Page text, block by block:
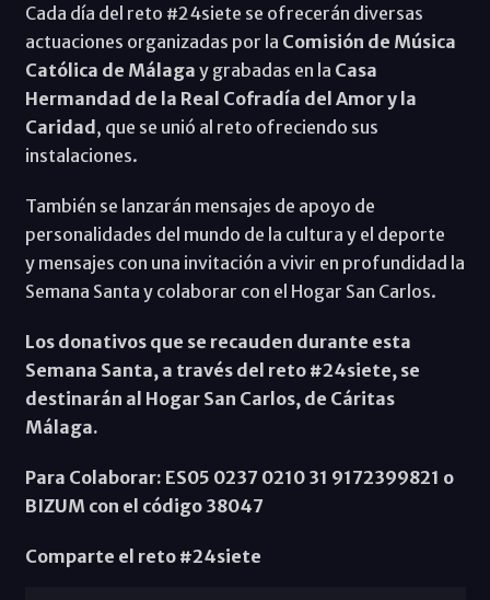
Cada día del reto #24siete se ofrecerán diversas
actuaciones organizadas por la Comisión de Música
Católica de Málaga y grabadas en la Casa
Hermandad de la Real Cofradía del Amor y la
Caridad, que se unió al reto ofreciendo sus
instalaciones.
También se lanzarán mensajes de apoyo de
personalidades del mundo de la cultura y el deporte
y mensajes con una invitación a vivir en profundidad la
Semana Santa y colaborar con el Hogar San Carlos.
Los donativos que se recauden durante esta
Semana Santa, a través del reto #24siete, se
destinarán al Hogar San Carlos, de Cáritas
Málaga.
Para Colaborar: ES05 0237 0210 31 9172399821 o
BIZUM con el código 38047
Comparte el reto #24siete